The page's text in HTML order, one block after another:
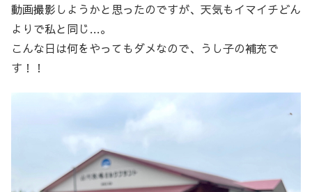
動画撮影しようかと思ったのですが、天気もイマイチどん
よりで私と同じ…。
こんな日は何をやってもダメなので、うし子の補充で
す！！